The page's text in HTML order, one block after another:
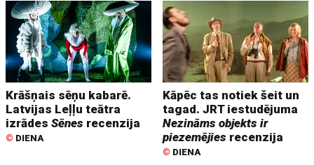
Krāšņais sēņu kabarē.
Latvijas Leļļu teātra
izrādesSēnes recenzija
© DIENA
Kāpēc tas notiek šeit un
tagad. JRT iestudējuma
Nezināms objekts ir
piezemējies recenzija
© DIENA